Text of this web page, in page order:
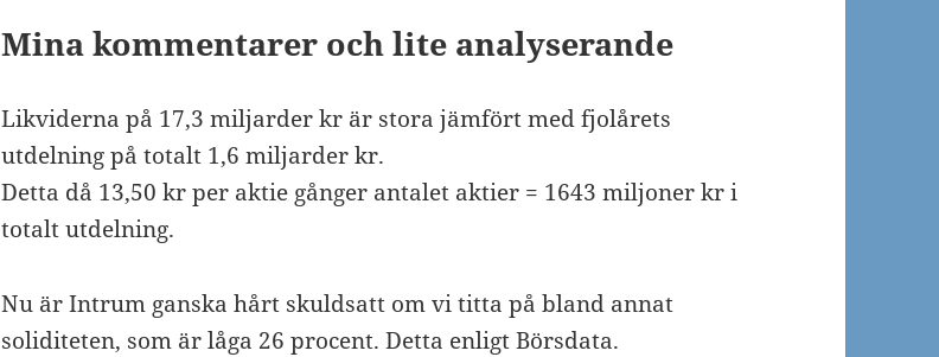
Mina kommentarer och lite analyserande
Likviderna på 17,3 miljarder kr är stora jämfört med fjolårets
utdelning på totalt 1,6 miljarder kr.
Detta då 13,50 kr per aktie gånger antalet aktier = 1643 miljoner kr i
totalt utdelning.
Nu är Intrum ganska hårt skuldsatt om vi titta på bland annat
soliditeten, som är låga 26 procent. Detta enligt Börsdata.